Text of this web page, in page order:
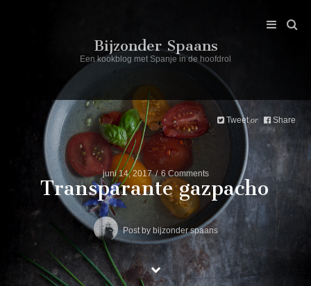
Bijzonder Spaans
Een kookblog met Spanje in de hoofdrol
juni 14, 2017 6 Comments
Transparante gazpacho
Tweet or Share
Post by bijzonder spaans